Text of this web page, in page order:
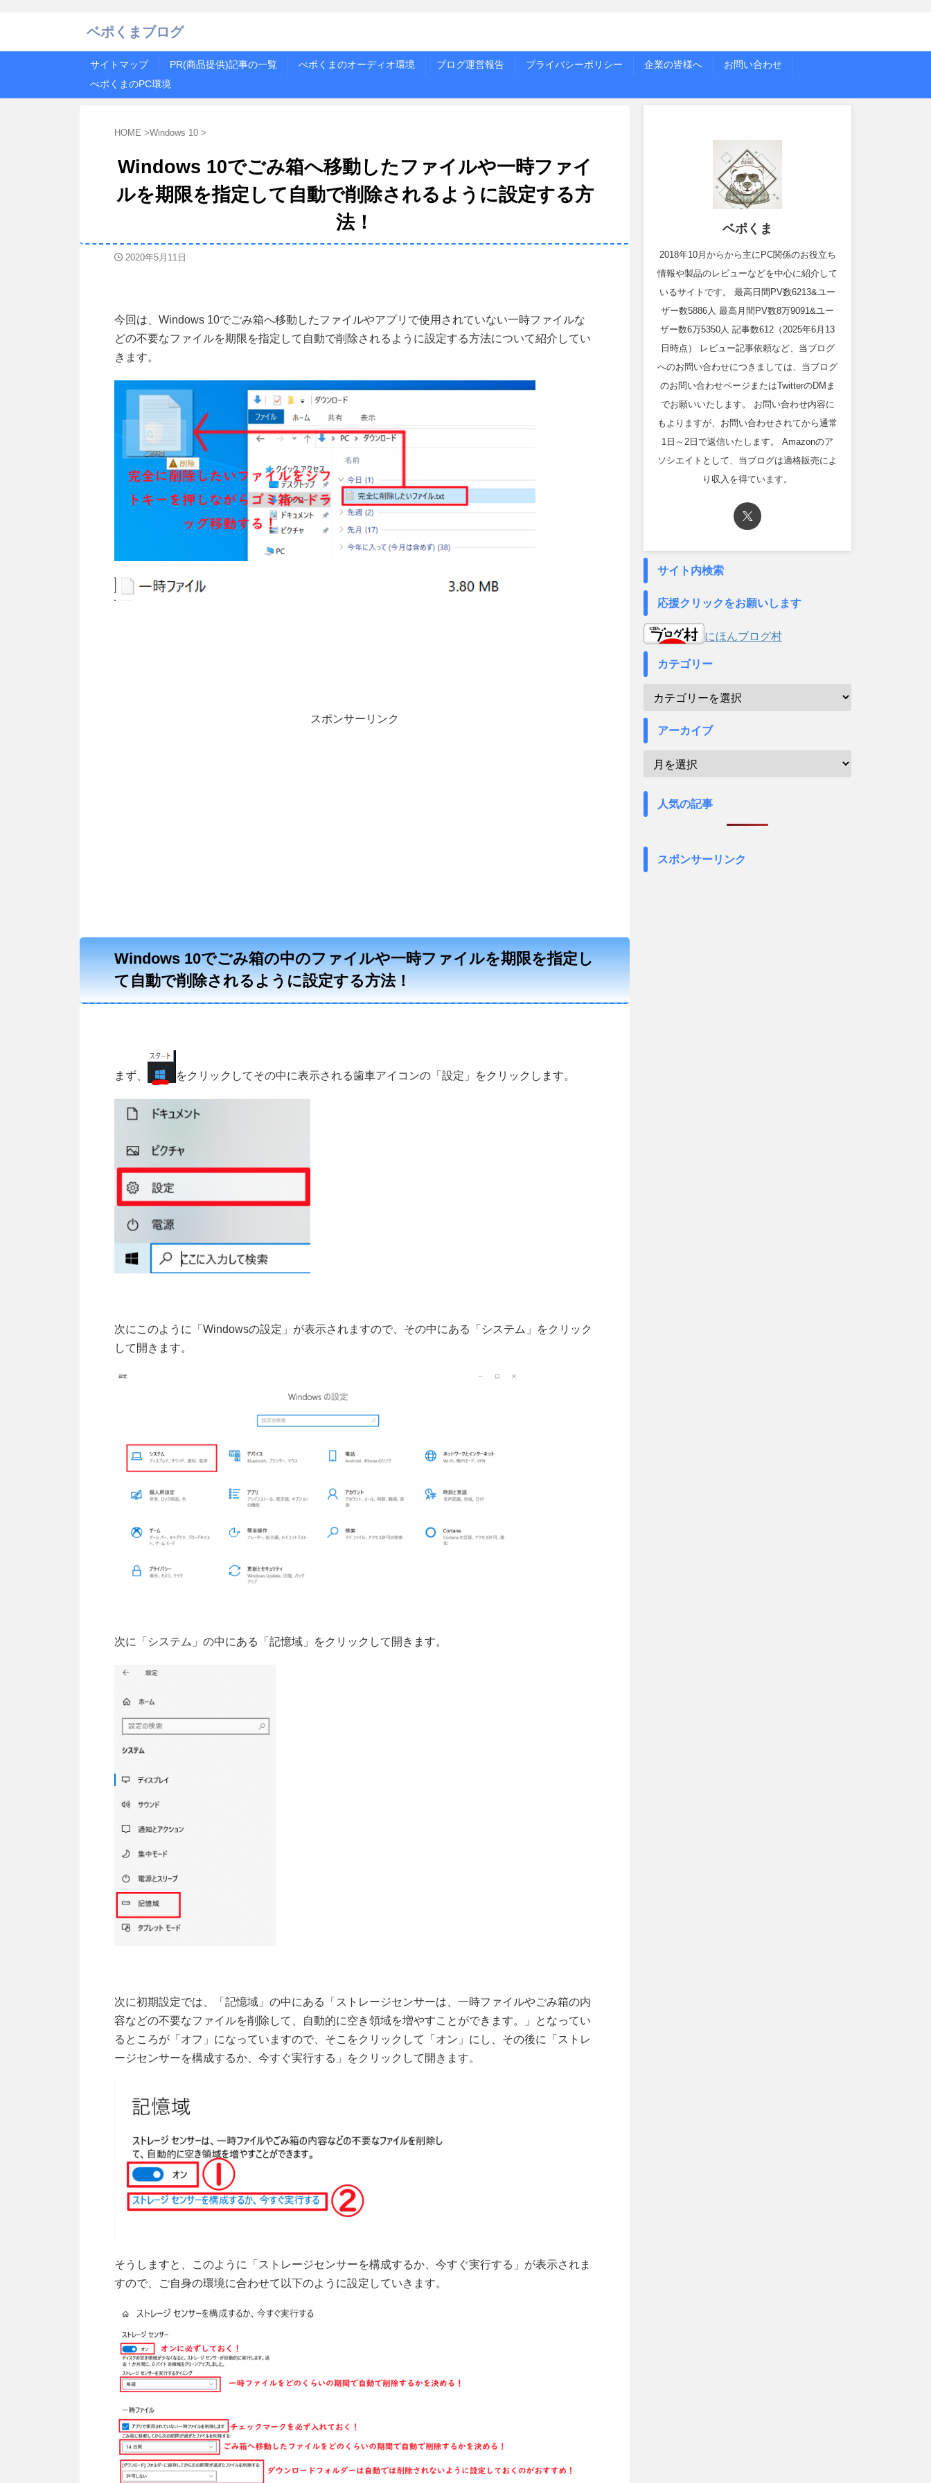
ベポくまブログ
サイトマップ PR(商品提供)記事の一覧 べポくまのオーディオ環境 ブログ運営報告 プライバシーポリシー 企業の皆様へ
お問い合わせ
べポくまのPC環境
HOME >Windows 10 >
Windows 10でごみ箱へ移動したファイルや一時ファイ
ルを期限を指定して自動で削除されるように設定する方
法！
2020年5月11日
今回は、Windows 10でごみ箱へ移動したファイルやアプリで使用されていない一時ファイルな
どの不要なファイルを期限を指定して自動で削除されるように設定する方法について紹介してい
きます。
スポンサーリンク
Windows 10でごみ箱の中のファイルや一時ファイルを期限を指定し
て自動で削除されるように設定する方法！
まず、 をクリックしてその中に表示される歯車アイコンの「設定」をクリックします。
次にこのように「Windowsの設定」が表示されますので、その中にある「システム」をクリック
して開きます。
次に「システム」の中にある「記憶域」をクリックして開きます。
次に初期設定では、「記憶域」の中にある「ストレージセンサーは、一時ファイルやごみ箱の内
容などの不要なファイルを削除して、自動的に空き領域を増やすことができます。」となってい
るところが「オフ」になっていますので、そこをクリックして「オン」にし、その後に「ストレ
ージセンサーを構成するか、今すぐ実行する」をクリックして開きます。
そうしますと、このように「ストレージセンサーを構成するか、今すぐ実行する」が表示されま
すので、ご自身の環境に合わせて以下のように設定していきます。
ベポくま
2018年10月からから主にPC関係のお役立ち
情報や製品のレビューなどを中心に紹介して
いるサイトです。 最高日間PV数6213&ユー
ザー数5886人 最高月間PV数8万9091&ユー
ザー数6万5350人 記事数612（2025年6月13
日時点） レビュー記事依頼など、当ブログ
へのお問い合わせにつきましては、当ブログ
のお問い合わせページまたはTwitterのDMま
でお願いいたします。 お問い合わせ内容に
もよりますが、お問い合わせされてから通常
1日～2日で返信いたします。 Amazonのア
ソシエイトとして、当ブログは適格販売によ
り収入を得ています。
サイト内検索
応援クリックをお願いします
にほんブログ村
カテゴリー
アーカイブ
人気の記事
スポンサーリンク